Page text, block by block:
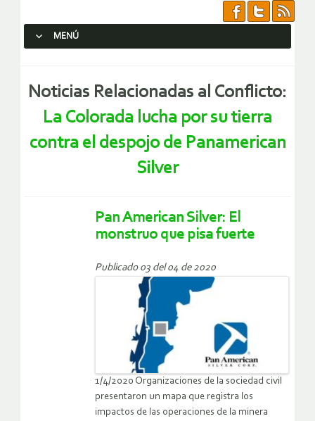
MENÚ
Noticias Relacionadas al Conflicto:
La Colorada lucha por su tierra
contra el despojo de Panamerican
Silver
Pan American Silver: El
monstruo que pisa fuerte
Publicado 03 del 04 de 2020
1/4/2020 Organizaciones de la sociedad civil
presentaron un mapa que registra los
impactos de las operaciones de la minera